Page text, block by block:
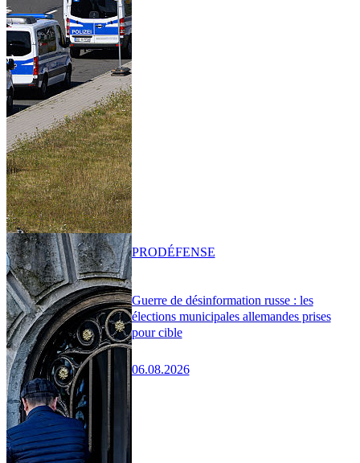
Guerre de désinformation russe : les
élections municipales allemandes prises
pour cible
06.08.2026
PRODÉFENSE